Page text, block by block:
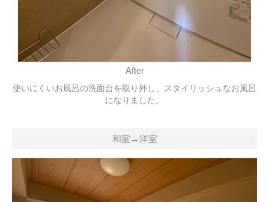
After
使いにくいお風呂の洗面台を取り外し、スタイリッシュなお風呂
になりました。
和室→洋室